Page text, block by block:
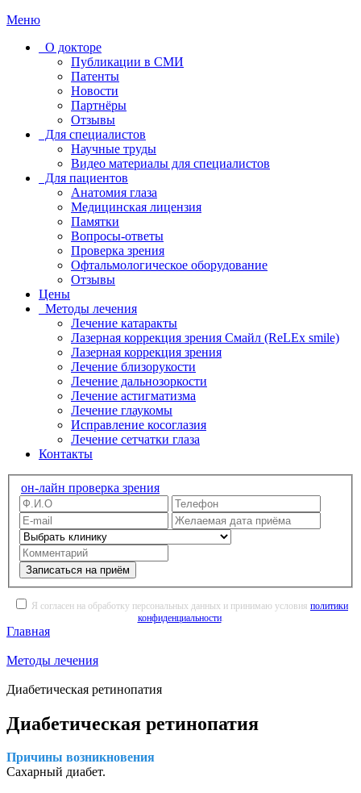
Меню
О докторе
Публикации в СМИ
Патенты
Новости
Партнёры
Отзывы
Для специалистов
Научные труды
Видео материалы для специалистов
Для пациентов
Анатомия глаза
Медицинская лицензия
Памятки
Вопросы-ответы
Проверка зрения
Офтальмологическое оборудование
Отзывы
Цены
Методы лечения
Лечение катаракты
Лазерная коррекция зрения Смайл (ReLEx smile)
Лазерная коррекция зрения
Лечение близорукости
Лечение дальнозоркости
Лечение астигматизма
Лечение глаукомы
Исправление косоглазия
Лечение сетчатки глаза
Контакты
он-лайн проверка зрения
Записаться на приём
Я согласен на обработку персональных данных и принимаю условия политики
конфиденциальности.
Главная
Методы лечения
Диабетическая ретинопатия
Диабетическая ретинопатия
Причины возникновения
Сахарный диабет.